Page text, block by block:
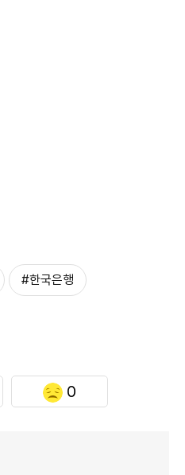
#한국은행
0